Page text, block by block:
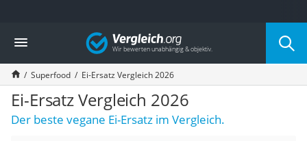
Die beliebtesten Vergleiche nach Kategorie
Lebensmittel
Schwarzkümmelöl
Knäckebrot
Schwarzkümmelöl-Kapseln
Manukahonig
Eiklar
Vergleich
Superfood Ei-Ersatz Vergleich 2026
Ei-Ersatz Vergleich 2026
Der beste vegane Ei-Ersatz im Vergleich.